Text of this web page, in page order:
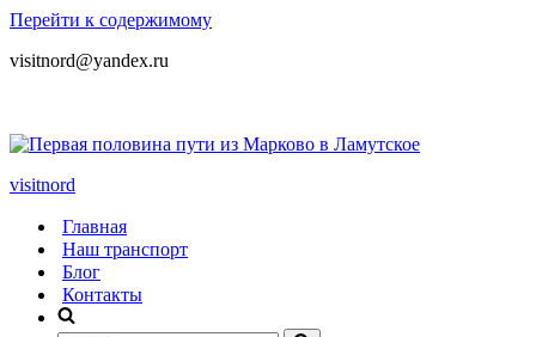
Перейти к содержимому
visitnord@yandex.ru
visitnord
Главная
Наш транспорт
Блог
Контакты